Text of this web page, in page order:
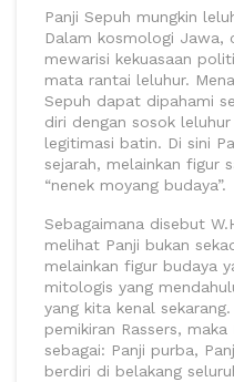
Panji Sepuh mungkin
Dalam kosmologi Jawa,
mewarisi kekuasaan
mata rantai leluhur.
Sepuh dapat dipahami
diri dengan sosok
legitimasi batin. Di sini
sejarah, melainkan figur
“nenek moyang budaya”.
Sebagaimana disebut
melihat Panji bukan
melainkan figur budaya
mitologis yang
yang kita kenal
pemikiran Rassers,
sebagai: Panji purba,
berdiri di belakang